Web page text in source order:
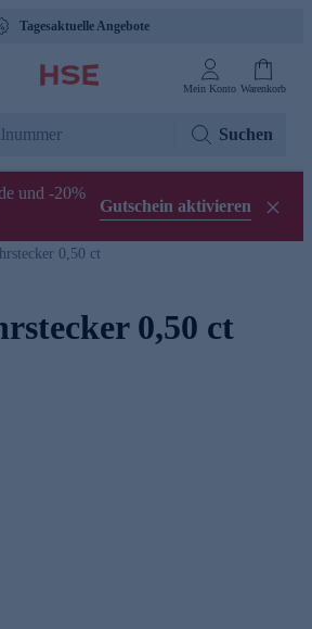
Tagesaktuelle Angebote
Mein Konto Warenkorb
Suchen
und -20%
Gutschein aktivieren
0,50 ct
0,50 ct